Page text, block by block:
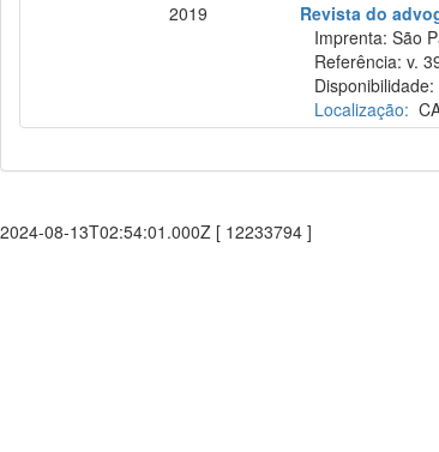
2019 Revista do
Imprenta: São
Referência: v.
Disponibilidade:
Localização:
2024-08-13T02:54:01.000Z [ 12233794 ]